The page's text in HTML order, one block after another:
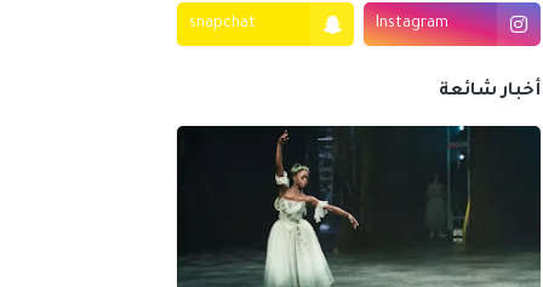
Instagram
snapchat
أخبار شائعة